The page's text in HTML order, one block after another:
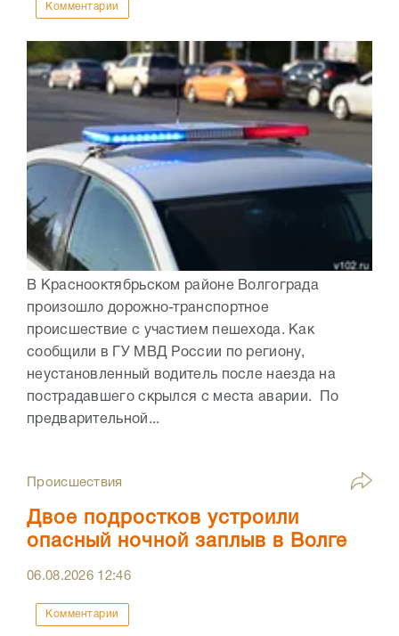
Комментарии
В Краснооктябрьском районе Волгограда
произошло дорожно-транспортное
происшествие с участием пешехода. Как
сообщили в ГУ МВД России по региону,
неустановленный водитель после наезда на
пострадавшего скрылся с места аварии. По
предварительной...
Происшествия
Двое подростков устроили
опасный ночной заплыв в Волге
06.08.2026 12:46
Комментарии